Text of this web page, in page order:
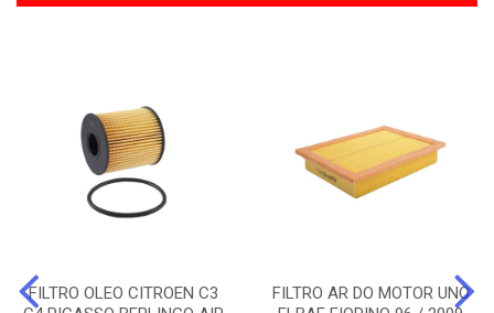
FILTRO OLEO CITROEN C3
FILTRO AR DO MOTOR UNO